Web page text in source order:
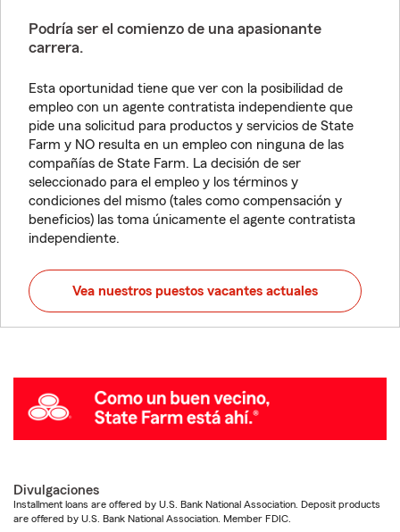
Podría ser el comienzo de una apasionante
carrera.
Esta oportunidad tiene que ver con la posibilidad de
empleo con un agente contratista independiente que
pide una solicitud para productos y servicios de State
Farm y NO resulta en un empleo con ninguna de las
compañías de State Farm. La decisión de ser
seleccionado para el empleo y los términos y
condiciones del mismo (tales como compensación y
beneficios) las toma únicamente el agente contratista
independiente.
Vea nuestros puestos vacantes actuales
Divulgaciones
Installment loans are offered by U.S. Bank National Association. Deposit products
are offered by U.S. Bank National Association. Member FDIC.